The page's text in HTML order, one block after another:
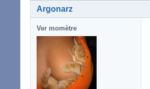
Argonarz
Ver momètre